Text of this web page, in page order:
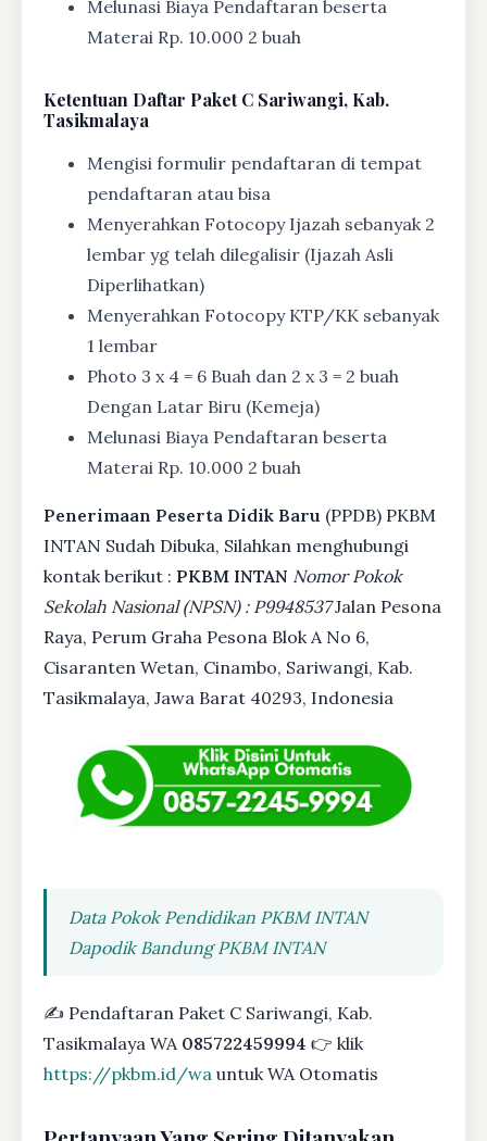
Melunasi Biaya Pendaftaran beserta
Materai Rp. 10.000 2 buah
Ketentuan Daftar Paket C Sariwangi, Kab.
Tasikmalaya
Mengisi formulir pendaftaran di tempat
pendaftaran atau bisa
Menyerahkan Fotocopy Ijazah sebanyak 2
lembar yg telah dilegalisir (Ijazah Asli
Diperlihatkan)
Menyerahkan Fotocopy KTP/KK sebanyak
1 lembar
Photo 3 x 4 = 6 Buah dan 2 x 3 = 2 buah
Dengan Latar Biru (Kemeja)
Melunasi Biaya Pendaftaran beserta
Materai Rp. 10.000 2 buah
Penerimaan Peserta Didik Baru (PPDB) PKBM
INTAN Sudah Dibuka, Silahkan menghubungi
kontak berikut : PKBM INTAN Nomor Pokok
Sekolah Nasional (NPSN) : P9948537Jalan Pesona
Raya, Perum Graha Pesona Blok A No 6,
Cisaranten Wetan, Cinambo, Sariwangi, Kab.
Tasikmalaya, Jawa Barat 40293, Indonesia
Data Pokok Pendidikan PKBM INTAN
Dapodik Bandung PKBM INTAN
✍ Pendaftaran Paket C Sariwangi, Kab.
Tasikmalaya WA 085722459994 👉 klik
https://pkbm.id/wa untuk WA Otomatis